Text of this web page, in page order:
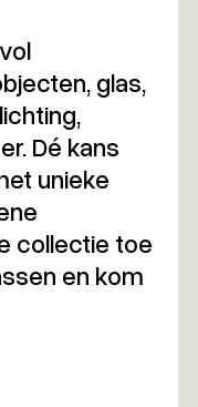
glas,
Dé kans
unieke
collectie toe
en kom